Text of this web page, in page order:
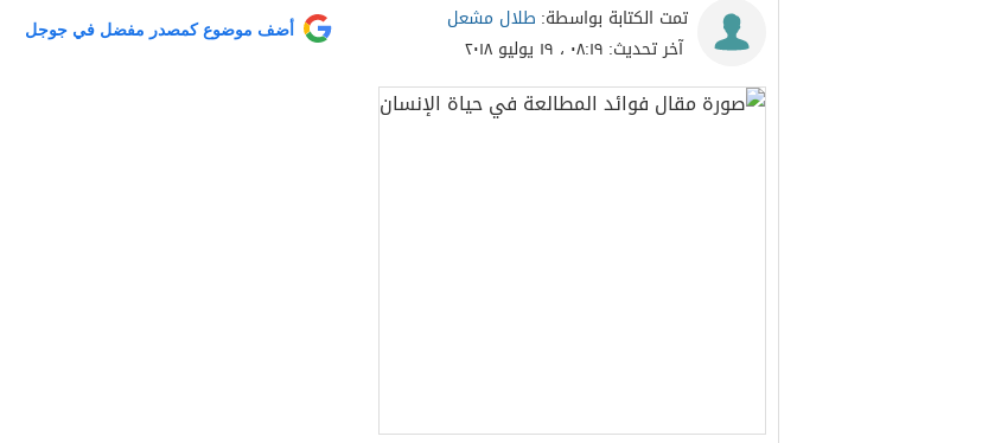
تمت الكتابة بواسطة: طلال مشعل
آخر تحديث: ٠٨:١٩ ، ١٩ يوليو ٢٠١٨
أضف موضوع كمصدر مفضل في جوجل